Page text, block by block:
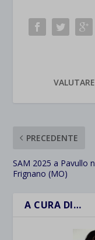
PRECEDENTE
SAM 2025 a Pavullo
Frignano (MO)
A CURA DI…